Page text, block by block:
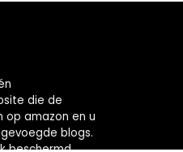
die de
op amazon en u
blogs.
beschermd